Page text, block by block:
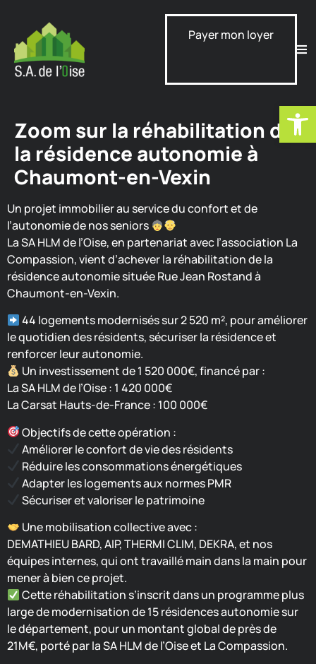
Ouvrir
Payer mon loyer
Zoom sur la réhabilitation de
la résidence autonomie à
Chaumont-en-Vexin
Un projet immobilier au service du confort et de
l’autonomie de nos seniors
La SA HLM de l’Oise, en partenariat avec l’association La
Compassion, vient d’achever la réhabilitation de la
résidence autonomie située Rue Jean Rostand à
Chaumont-en-Vexin.
44 logements modernisés sur 2 520 m², pour améliorer
le quotidien des résidents, sécuriser la résidence et
renforcer leur autonomie.
Un investissement de 1 520 000€, financé par :
La SA HLM de l’Oise : 1 420 000€
La Carsat Hauts-de-France : 100 000€
Objectifs de cette opération :
Améliorer le confort de vie des résidents
Réduire les consommations énergétiques
Adapter les logements aux normes PMR
Sécuriser et valoriser le patrimoine
Une mobilisation collective avec :
DEMATHIEU BARD, AIP, THERMI CLIM, DEKRA, et nos
équipes internes, qui ont travaillé main dans la main pour
mener à bien ce projet.
Cette réhabilitation s’inscrit dans un programme plus
large de modernisation de 15 résidences autonomie sur
le département, pour un montant global de près de
21M€, porté par la SA HLM de l’Oise et La Compassion.